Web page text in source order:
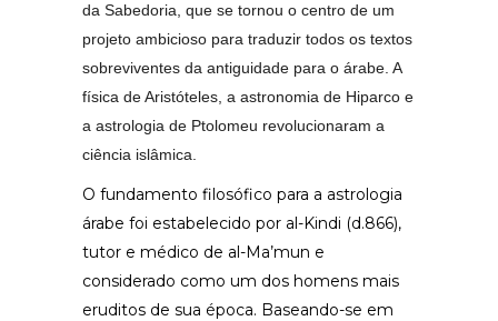
da Sabedoria, que se tornou o centro de um
projeto ambicioso para traduzir todos os textos
sobreviventes da antiguidade para o árabe. A
física de Aristóteles, a astronomia de Hiparco e
a astrologia de Ptolomeu revolucionaram a
ciência islâmica.
O fundamento filosófico para a astrologia
árabe foi estabelecido por al-Kindi (d.866),
tutor e médico de al-Ma’mun e
considerado como um dos homens mais
eruditos de sua época. Baseando-se em